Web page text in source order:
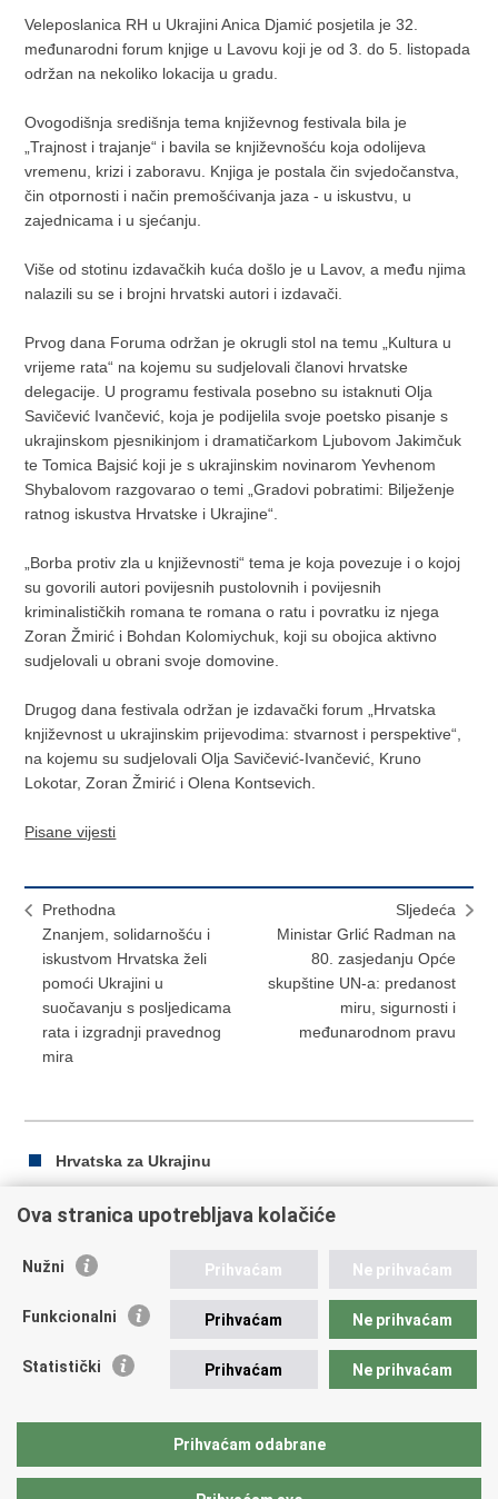
Veleposlanica RH u Ukrajini Anica Djamić posjetila je 32.
međunarodni forum knjige u Lavovu koji je od 3. do 5. listopada
održan na nekoliko lokacija u gradu.
Ovogodišnja središnja tema književnog festivala bila je
„Trajnost i trajanje“ i bavila se književnošću koja odolijeva
vremenu, krizi i zaboravu. Knjiga je postala čin svjedočanstva,
čin otpornosti i način premošćivanja jaza - u iskustvu, u
zajednicama i u sjećanju.
Više od stotinu izdavačkih kuća došlo je u Lavov, a među njima
nalazili su se i brojni hrvatski autori i izdavači.
Prvog dana Foruma održan je okrugli stol na temu „Kultura u
vrijeme rata“ na kojemu su sudjelovali članovi hrvatske
delegacije. U programu festivala posebno su istaknuti Olja
Savičević Ivančević, koja je podijelila svoje poetsko pisanje s
ukrajinskom pjesnikinjom i dramatičarkom Ljubovom Jakimčuk
te Tomica Bajsić koji je s ukrajinskim novinarom Yevhenom
Shybalovom razgovarao o temi „Gradovi pobratimi: Bilježenje
ratnog iskustva Hrvatske i Ukrajine“.
„Borba protiv zla u književnosti“ tema je koja povezuje i o kojoj
su govorili autori povijesnih pustolovnih i povijesnih
kriminalističkih romana te romana o ratu i povratku iz njega
Zoran Žmirić i Bohdan Kolomiychuk, koji su obojica aktivno
sudjelovali u obrani svoje domovine.
Drugog dana festivala održan je izdavački forum „Hrvatska
književnost u ukrajinskim prijevodima: stvarnost i perspektive“,
na kojemu su sudjelovali Olja Savičević-Ivančević, Kruno
Lokotar, Zoran Žmirić i Olena Kontsevich.
Pisane vijesti
Prethodna
Znanjem, solidarnošću i
iskustvom Hrvatska želi
pomoći Ukrajini u
suočavanju s posljedicama
rata i izgradnji pravednog
mira
Sljedeća
Ministar Grlić Radman na
80. zasjedanju Opće
skupštine UN-a: predanost
miru, sigurnosti i
međunarodnom pravu
Hrvatska za Ukrajinu
Ispiši
Podijeli
Facebooku
Twitteru
Republika Hrvatska
Trg N.Š. Zrinskog 7-8, 10000 Zagreb
fax: +385 (0)1 4551 795, +385 (0)1 4920 149
ministarstvo@mvep.hr
Ova stranica upotrebljava kolačiće
Nužni Prihvaćam Ne prihvaćam
Funkcionalni Prihvaćam Ne prihvaćam
Statistički Prihvaćam Ne prihvaćam
Prihvaćam odabrane